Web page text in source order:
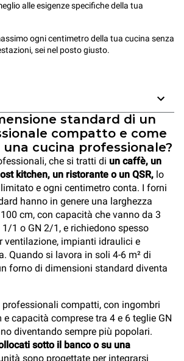
alle esigenze specifiche della tua
ogni centimetro della tua cucina senza
sei nel posto giusto.
standard di un
compatto e come
cucina professionale?
che si tratti di un caffè, un
kitchen, un ristorante o un QSR, lo
e ogni centimetro conta. I forni
hanno in genere una larghezza
cm, con capacità che vanno da 3
1 o GN 2/1, e richiedono spesso
ventilazione, impianti idraulici e
Quando si lavora in soli 4-6 m² di
forno di dimensioni standard diventa
professionali compatti, con ingombri
capacità comprese tra 4 e 6 teglie GN
diventando sempre più popolari.
sotto il banco o su una
sono progettate per integrarsi